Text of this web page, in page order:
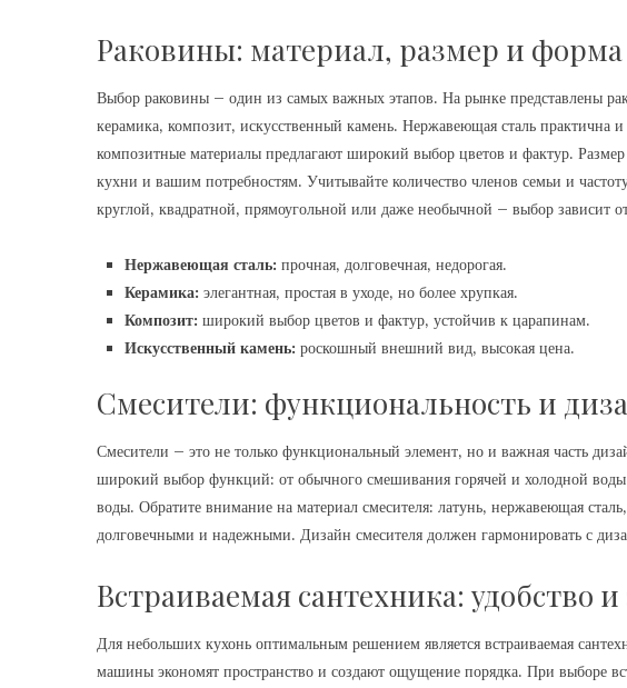
Раковины: материал‚ размер и форма
Выбор раковины – один из самых важных этапов. На рынке представлены
керамика‚ композит‚ искусственный камень. Нержавеющая сталь практична
композитные материалы предлагают широкий выбор цветов и фактур.
кухни и вашим потребностям. Учитывайте количество членов семьи и
круглой‚ квадратной‚ прямоугольной или даже необычной – выбор зависит
Нержавеющая сталь: прочная‚ долговечная‚ недорогая.
Керамика: элегантная‚ простая в уходе‚ но более хрупкая.
Композит: широкий выбор цветов и фактур‚ устойчив к царапинам.
Искусственный камень: роскошный внешний вид‚ высокая цена.
Смесители: функциональность и
Смесители – это не только функциональный элемент‚ но и важная часть
широкий выбор функций: от обычного смешивания горячей и холодной воды
воды. Обратите внимание на материал смесителя: латунь‚ нержавеющая
долговечными и надежными. Дизайн смесителя должен гармонировать с
Встраиваемая сантехника: удобство
Для небольших кухонь оптимальным решением является встраиваемая
машины экономят пространство и создают ощущение порядка. При выборе